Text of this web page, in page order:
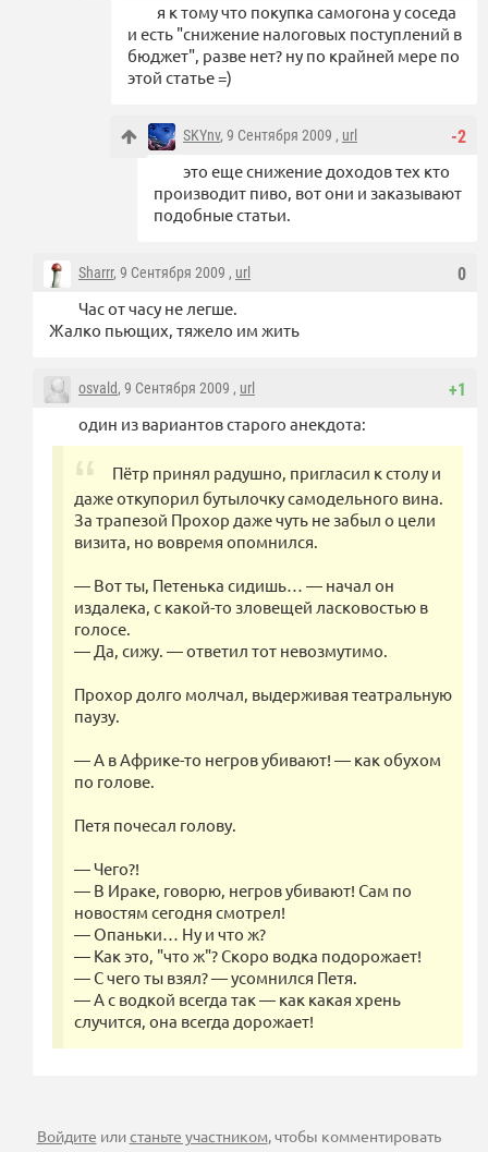
я к тому что покупка самогона у соседа
и есть "снижение налоговых поступлений в
бюджет", разве нет? ну по крайней мере по
этой статье =)
-2
SKYnv, 9 Сентября 2009 , url
это еще снижение доходов тех кто
производит пиво, вот они и заказывают
подобные статьи.
0
Sharrr, 9 Сентября 2009 , url
Час от часу не легше.
Жалко пьющих, тяжело им жить
+1
osvald, 9 Сентября 2009 , url
один из вариантов старого анекдота:
Пётр принял радушно, пригласил к столу и
даже откупорил бутылочку самодельного вина.
За трапезой Прохор даже чуть не забыл о цели
визита, но вовремя опомнился.
— Вот ты, Петенька сидишь… — начал он
издалека, с какой-то зловещей ласковостью в
голосе.
— Да, сижу. — ответил тот невозмутимо.
Прохор долго молчал, выдерживая театральную
паузу.
— А в Африке-то негров убивают! — как обухом
по голове.
Петя почесал голову.
— Чего?!
— В Ираке, говорю, негров убивают! Сам по
новостям сегодня смотрел!
— Опаньки… Ну и что ж?
— Как это, "что ж"? Скоро водка подорожает!
— С чего ты взял? — усомнился Петя.
— А с водкой всегда так — как какая хрень
случится, она всегда дорожает!
Войдите илистаньте участником, чтобы комментировать